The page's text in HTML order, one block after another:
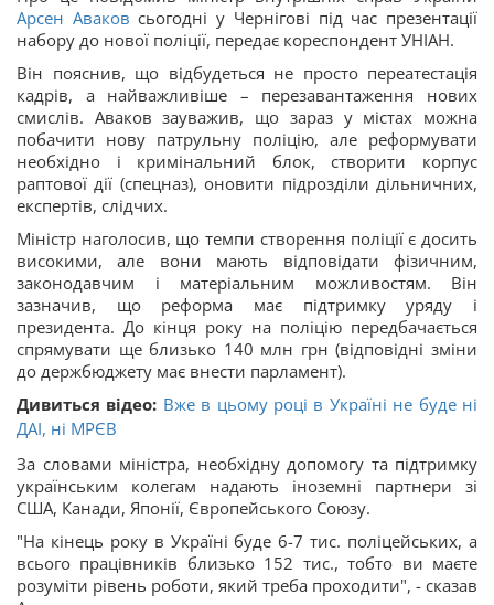
Арсен Аваков сьогодні у Чернігові під час презентації
набору до нової поліції, передає кореспондент УНІАН.
Він пояснив, що відбудеться не просто переатестація
кадрів, а найважливіше – перезавантаження нових
смислів. Аваков зауважив, що зараз у містах можна
побачити нову патрульну поліцію, але реформувати
необхідно і кримінальний блок, створити корпус
раптової дії (спецназ), оновити підрозділи дільничних,
експертів, слідчих.
Міністр наголосив, що темпи створення поліції є досить
високими, але вони мають відповідати фізичним,
законодавчим і матеріальним можливостям. Він
зазначив, що реформа має підтримку уряду і
президента. До кінця року на поліцію передбачається
спрямувати ще близько 140 млн грн (відповідні зміни
до держбюджету має внести парламент).
Дивиться відео: Вже в цьому році в Україні не буде ні
ДАІ, ні МРЄВ
За словами міністра, необхідну допомогу та підтримку
українським колегам надають іноземні партнери зі
США, Канади, Японії, Європейського Союзу.
"На кінець року в Україні буде 6-7 тис. поліцейських, а
всього працівників близько 152 тис., тобто ви маєте
розуміти рівень роботи, який треба проходити", - сказав